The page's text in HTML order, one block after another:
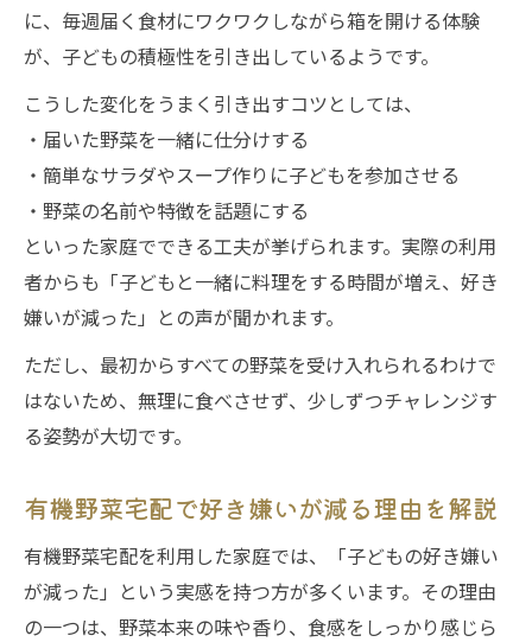
に、毎週届く食材にワクワクしながら箱を開ける体験
が、子どもの積極性を引き出しているようです。
こうした変化をうまく引き出すコツとしては、
・届いた野菜を一緒に仕分けする
・簡単なサラダやスープ作りに子どもを参加させる
・野菜の名前や特徴を話題にする
といった家庭でできる工夫が挙げられます。実際の利用
者からも「子どもと一緒に料理をする時間が増え、好き
嫌いが減った」との声が聞かれます。
ただし、最初からすべての野菜を受け入れられるわけで
はないため、無理に食べさせず、少しずつチャレンジす
る姿勢が大切です。
有機野菜宅配で好き嫌いが減る理由を解説
有機野菜宅配を利用した家庭では、「子どもの好き嫌い
が減った」という実感を持つ方が多くいます。その理由
の一つは、野菜本来の味や香り、食感をしっかり感じら